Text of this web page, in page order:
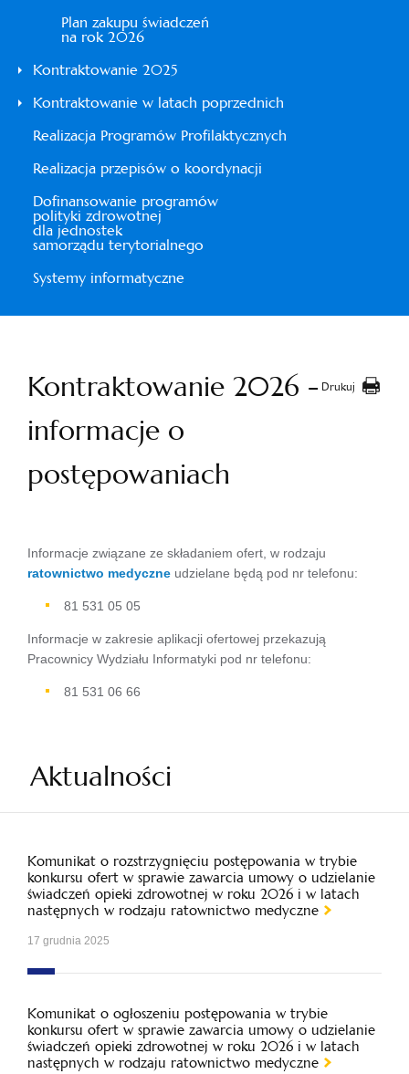
Plan zakupu świadczeń
na rok 2026
Kontraktowanie 2025
Kontraktowanie w latach poprzednich
Realizacja Programów Profilaktycznych
Realizacja przepisów o koordynacji
Dofinansowanie programów
polityki zdrowotnej
dla jednostek
samorządu terytorialnego
Systemy informatyczne
Drukuj
Kontraktowanie 2026 -
informacje o
postępowaniach
Informacje związane ze składaniem ofert, w rodzaju
ratownictwo medyczne udzielane będą pod nr telefonu:
81 531 05 05
Informacje w zakresie aplikacji ofertowej przekazują
Pracownicy Wydziału Informatyki pod nr telefonu:
81 531 06 66
Aktualności
Komunikat o rozstrzygnięciu postępowania w trybie
konkursu ofert w sprawie zawarcia umowy o udzielanie
świadczeń opieki zdrowotnej w roku 2026 i w latach
następnych w rodzaju ratownictwo medyczne
17 grudnia 2025
Komunikat o ogłoszeniu postępowania w trybie
konkursu ofert w sprawie zawarcia umowy o udzielanie
świadczeń opieki zdrowotnej w roku 2026 i w latach
następnych w rodzaju ratownictwo medyczne